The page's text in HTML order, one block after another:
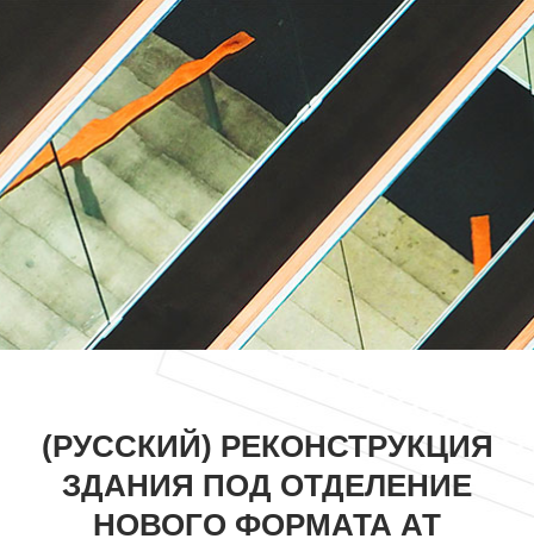
(РУССКИЙ) РЕКОНСТРУКЦИЯ
ЗДАНИЯ ПОД ОТДЕЛЕНИЕ
НОВОГО ФОРМАТА АТ